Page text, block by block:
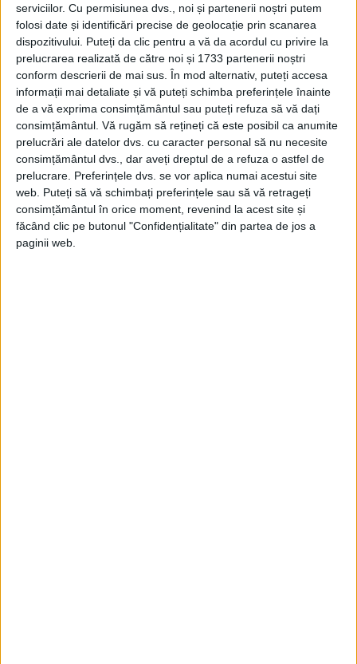
serviciilor. Cu permisiunea dvs., noi și partenerii noștri putem
folosi date și identificări precise de geolocație prin scanarea
dispozitivului. Puteți da clic pentru a vă da acordul cu privire la
prelucrarea realizată de către noi și 1733 partenerii noștri
conform descrierii de mai sus. În mod alternativ, puteți accesa
informații mai detaliate și vă puteți schimba preferințele înainte
de a vă exprima consimțământul sau puteți refuza să vă dați
consimțământul. Vă rugăm să rețineți că este posibil ca anumite
prelucrări ale datelor dvs. cu caracter personal să nu necesite
consimțământul dvs., dar aveți dreptul de a refuza o astfel de
prelucrare. Preferințele dvs. se vor aplica numai acestui site
web. Puteți să vă schimbați preferințele sau să vă retrageți
consimțământul în orice moment, revenind la acest site și
făcând clic pe butonul "Confidențialitate" din partea de jos a
paginii web.
CiteșteșiCaravaggio: Un asasin în
arhivele Poliției
A provocat o revoluţie în pictură, prin
decorarea bisericii San Luigi dei Francesi. I-
a plăcut să introducă în scenele religioase
oameni obişnuiţi, din popor.